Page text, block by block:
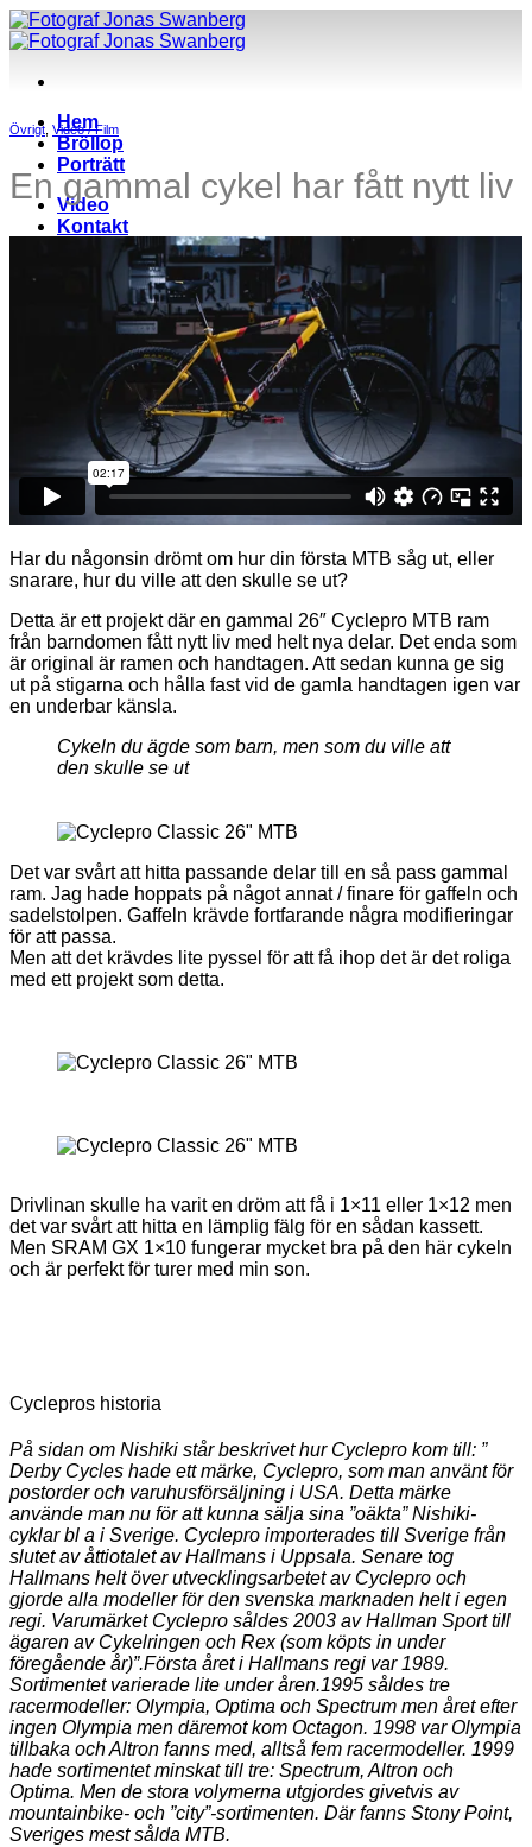
Skip
to
Hem
Bröllop
Porträtt
Video
Kontakt
Övrigt Video / Film
En gammal cykel har fått nytt liv
Har du någonsin drömt om hur din första MTB såg ut, eller
snarare, hur du ville att den skulle se ut?
Detta är ett projekt där en gammal 26″ Cyclepro MTB ram
från barndomen fått nytt liv med helt nya delar. Det enda som
är original är ramen och handtagen. Att sedan kunna ge sig
ut på stigarna och hålla fast vid de gamla handtagen igen var
en underbar känsla.
Cykeln du ägde som barn, men som du ville att
den skulle se ut
Det var svårt att hitta passande delar till en så pass gammal
ram. Jag hade hoppats på något annat / finare för gaffeln och
sadelstolpen. Gaffeln krävde fortfarande några modifieringar
för att passa.
Men att det krävdes lite pyssel för att få ihop det är det roliga
med ett projekt som detta.
Drivlinan skulle ha varit en dröm att få i 1×11 eller 1×12 men
det var svårt att hitta en lämplig fälg för en sådan kassett.
Men SRAM GX 1×10 fungerar mycket bra på den här cykeln
och är perfekt för turer med min son.
Cyclepros historia
På sidan om Nishiki står beskrivet hur Cyclepro kom till: ”
Derby Cycles hade ett märke, Cyclepro, som man använt för
postorder och varuhusförsäljning i USA. Detta märke
använde man nu för att kunna sälja sina ”oäkta” Nishiki-
cyklar bl a i Sverige. Cyclepro importerades till Sverige från
slutet av åttiotalet av Hallmans i Uppsala. Senare tog
Hallmans helt över utvecklingsarbetet av Cyclepro och
gjorde alla modeller för den svenska marknaden helt i egen
regi. Varumärket Cyclepro såldes 2003 av Hallman Sport till
ägaren av Cykelringen och Rex (som köpts in under
föregående år)”.Första året i Hallmans regi var 1989.
Sortimentet varierade lite under åren.1995 såldes tre
racermodeller: Olympia, Optima och Spectrum men året efter
ingen Olympia men däremot kom Octagon. 1998 var Olympia
tillbaka och Altron fanns med, alltså fem racermodeller. 1999
hade sortimentet minskat till tre: Spectrum, Altron och
Optima. Men de stora volymerna utgjordes givetvis av
mountainbike- och ”city”-sortimenten. Där fanns Stony Point,
Sveriges mest sålda MTB.